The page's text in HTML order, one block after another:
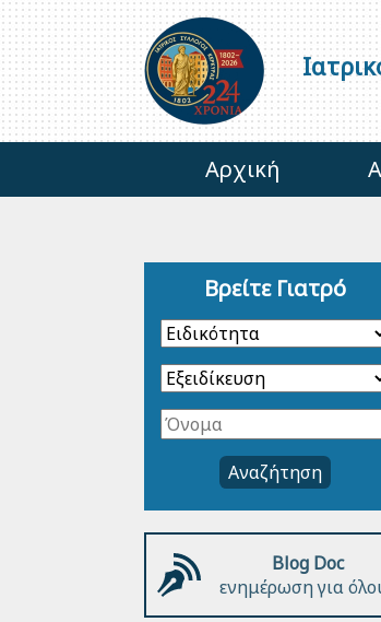
Αρχική
Βρείτε Γιατρό
Αναζήτηση
Blog Doc
ενημέρωση για